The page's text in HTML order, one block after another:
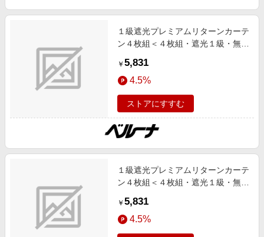
１級遮光プレミアムリターンカーテ
ン４枚組＜４枚組・遮光１級・無
活・リターンカーテン＞ グレー １
００Ｘ１３５ インテリア iellio 夏号
1級遮光,UV対策/UVカット,あった
かアイテム,形状記憶,断熱,防音
SNS,インテリア,ネット限定
￥ 5,831
4.5%
ストアにすすむ
１級遮光プレミアムリターンカーテ
ン４枚組＜４枚組・遮光１級・無
活・リターンカーテン＞ グリーン
１００Ｘ１３５ インテリア iellio 夏
号 1級遮光,UV対策/UVカット,あっ
￥ 5,831
4.5%